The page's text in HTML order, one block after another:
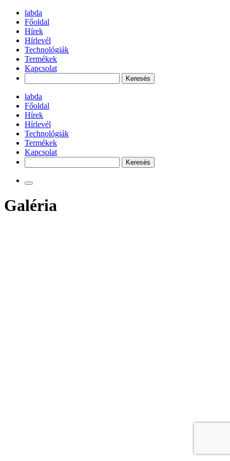
labda
Főoldal
Hírek
Hírlevél
Technológiák
Termékek
Kapcsolat
labda
Főoldal
Hírek
Hírlevél
Technológiák
Termékek
Kapcsolat
Galéria